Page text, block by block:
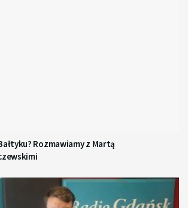
Rozmawiamy z Martą